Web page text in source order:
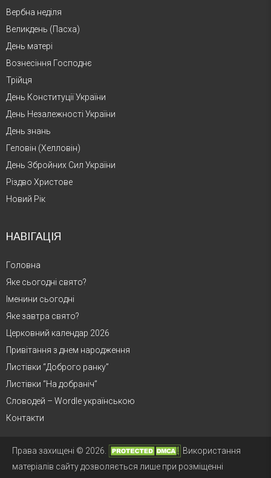
Вербна неділя
Великдень (Пасха)
День матері
Вознесіння Господнє
Трійця
День Конституції України
День Незалежності України
День знань
Геловін (Хелловін)
День Збройних Сил України
Різдво Христове
Новий Рік
НАВІГАЦІЯ
Головна
Яке сьогодні свято?
Іменини сьогодні
Яке завтра свято?
Церковний календар 2026
Привітання з днем народження
Листівки “Доброго ранку”
Листівки “На добраніч”
Словодей – Wordle українською
Контакти
Права захищені © 2026.
Використання
матеріалів сайту дозволяється лише при розміщенні